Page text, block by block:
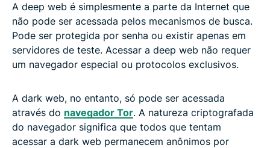
A deep web é simplesmente a parte da Internet que
não pode ser acessada pelos mecanismos de busca.
Pode ser protegida por senha ou existir apenas em
servidores de teste. Acessar a deep web não requer
um navegador especial ou protocolos exclusivos.
A dark web, no entanto, só pode ser acessada
através do navegador Tor. A natureza criptografada
do navegador significa que todos que tentam
acessar a dark web permanecem anônimos por